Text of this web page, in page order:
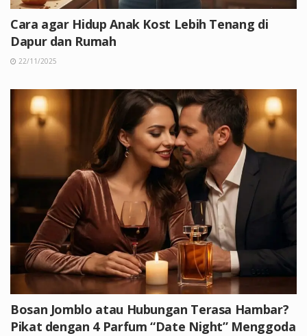
Cara agar Hidup Anak Kost Lebih Tenang di
Dapur dan Rumah
22/11/2025
Bosan Jomblo atau Hubungan Terasa Hambar?
Pikat dengan 4 Parfum “Date Night” Menggoda